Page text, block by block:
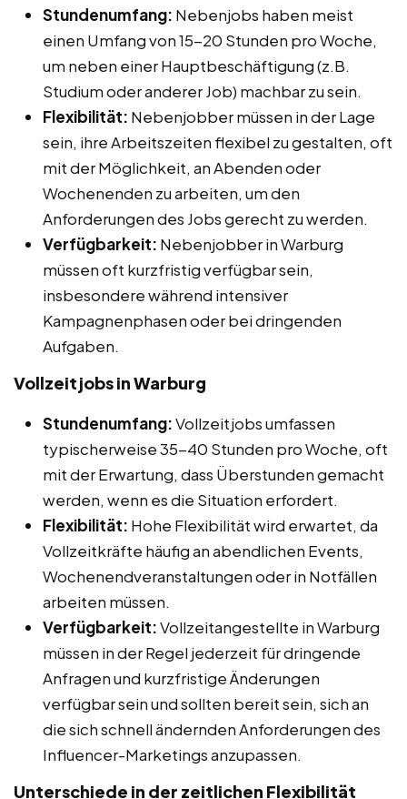
Stundenumfang: Nebenjobs haben meist
einen Umfang von 15-20 Stunden pro Woche,
um neben einer Hauptbeschäftigung (z.B.
Studium oder anderer Job) machbar zu sein.
Flexibilität: Nebenjobber müssen in der Lage
sein, ihre Arbeitszeiten flexibel zu gestalten, oft
mit der Möglichkeit, an Abenden oder
Wochenenden zu arbeiten, um den
Anforderungen des Jobs gerecht zu werden.
Verfügbarkeit: Nebenjobber in Warburg
müssen oft kurzfristig verfügbar sein,
insbesondere während intensiver
Kampagnenphasen oder bei dringenden
Aufgaben.
Vollzeitjobs in Warburg
Stundenumfang:Vollzeitjobs umfassen
typischerweise 35-40 Stunden pro Woche, oft
mit der Erwartung, dass Überstunden gemacht
werden, wenn es die Situation erfordert.
Flexibilität: Hohe Flexibilität wird erwartet, da
Vollzeitkräfte häufig an abendlichen Events,
Wochenendveranstaltungen oder in Notfällen
arbeiten müssen.
Verfügbarkeit:Vollzeitangestellte in Warburg
müssen in der Regel jederzeit für dringende
Anfragen und kurzfristige Änderungen
verfügbar sein und sollten bereit sein, sich an
die sich schnell ändernden Anforderungen des
Influencer-Marketings anzupassen.
Unterschiede in der zeitlichen Flexibilität